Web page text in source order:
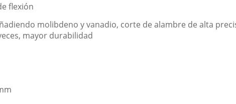
flexión
molibdeno y vanadio, corte de alambre de alta
mayor durabilidad